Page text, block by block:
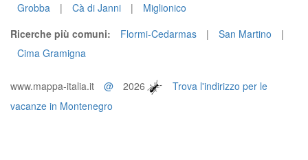
Grobba
| Cà di Janni |
Miglionico
Ricerche più comuni:
Flormi-Cedarmas | San Martino
|
Cima Gramigna
www.mappa-italia.it @ 2026
Trova l'indirizzo per le
vacanze in Montenegro